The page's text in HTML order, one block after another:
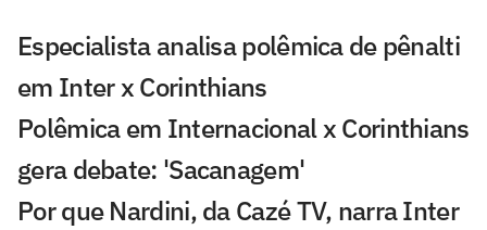
Especialista analisa polêmica de pênalti
em Inter x Corinthians
Polêmica em Internacional x Corinthians
gera debate: 'Sacanagem'
Por que Nardini, da Cazé TV, narra Inter